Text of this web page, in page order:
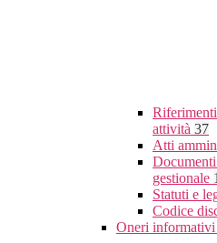
attività 37
Atti
gestionale
Statuti e
Codice
Oneri informativi